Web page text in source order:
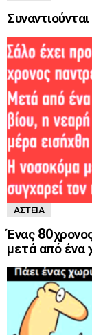
ΑΣΤΕΊΑ
Ένας
μετά από ένα